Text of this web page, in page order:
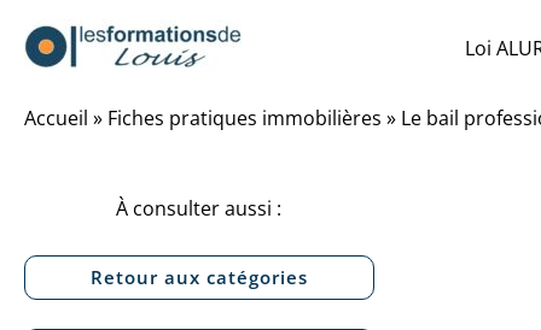
Loi
Accueil » Fiches pratiques immobilières » Le bail
À consulter aussi :
Retour aux catégories